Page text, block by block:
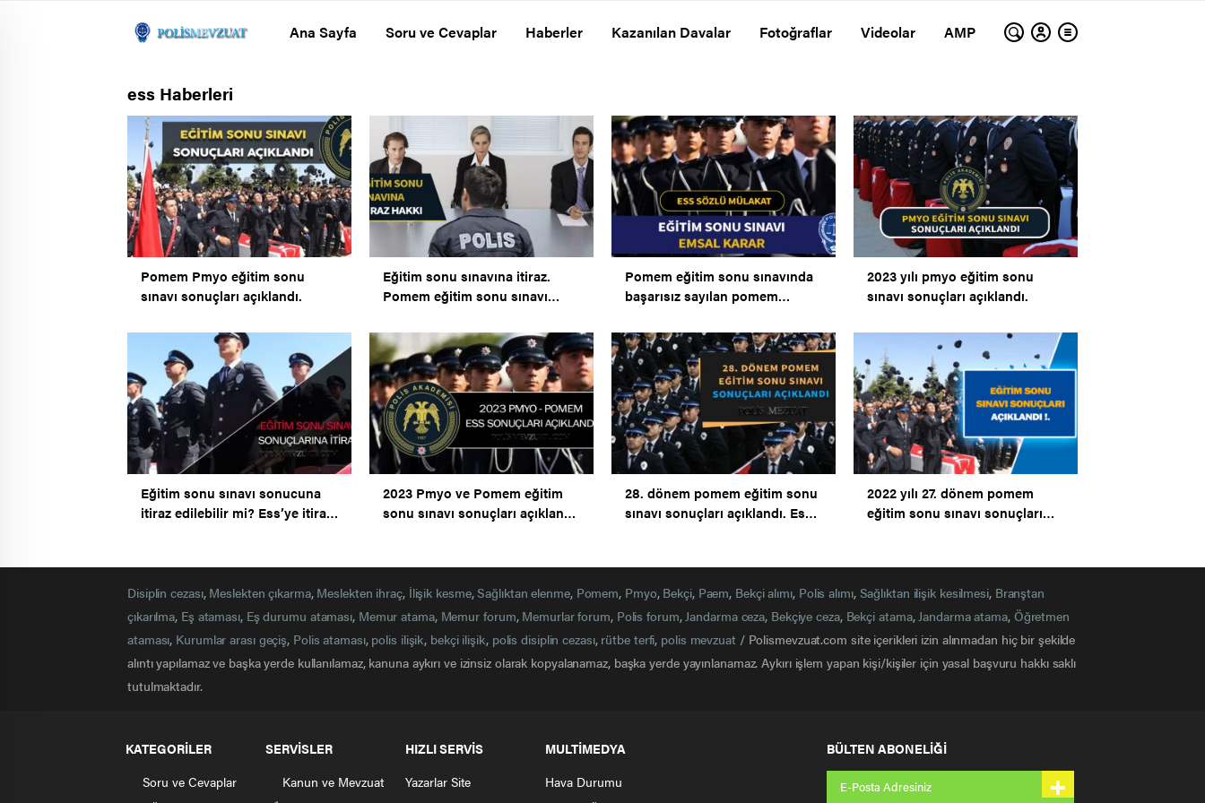
Ana Sayfa Soru ve Cevaplar Haberler Kazanılan Davalar Fotoğraflar Videolar AMP
ess Haberleri
Pomem Pmyo eğitim sonu
sınavı sonuçları açıklandı.
Eğitim sonu sınavına itiraz.
Pomem eğitim sonu sınavı
Pomem eğitim sonu sınavında
başarısız sayılan pomem
davasıdır.
2023 yılı pmyo eğitim sonu
sınavı sonuçları açıklandı.
Eğitim sonu sınavı sonucuna
itiraz edilebilir mi? Ess’ye itiraz
2023 Pmyo ve Pomem eğitim
sonu sınavı sonuçları açıklandı.
28. dönem pomem eğitim sonu
sınavı sonuçları açıklandı. Ess
2022 yılı 27. dönem pomem
eğitim sonu sınavı sonuçları
Disiplin cezası, Meslekten çıkarma, Meslekten ihraç, İlişik kesme,Sağlıktan elenme, Pomem, Pmyo, Bekçi, Paem, Bekçi alımı, Polis alımı, Sağlıktan ilişik kesilmesi, Branştan
çıkarılma, Eş ataması, Eş durumu ataması, Memur atama, Memur forum, Memurlar forum, Polis forum,Jandarma ceza, Bekçiye ceza, Bekçi atama,Jandarma atama, Öğretmen
ataması, Kurumlar arası geçiş, Polis ataması, polis ilişik, bekçi ilişik, polis disiplin cezası, rütbe terfi, polis mevzuat/ Polismevzuat.com site içerikleri izin alınmadan hiç bir şekilde
alıntı yapılamaz ve başka yerde kullanılamaz, kanuna aykırı ve izinsiz olarak kopyalanamaz, başka yerde yayınlanamaz. Aykırı işlem yapan kişi/kişiler için yasal başvuru hakkı saklı
tutulmaktadır.
KATEGORİLER
Soru ve Cevaplar
SERVİSLER
Kanun ve Mevzuat
HIZLI SERVİS
Yazarlar Site
MULTİMEDYA
Hava Durumu
BÜLTEN ABONELİĞİ
+